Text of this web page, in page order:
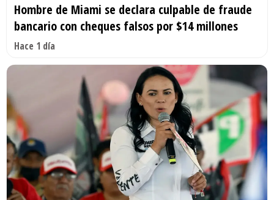
Hombre de Miami se declara culpable de fraude
bancario con cheques falsos por $14 millones
Hace 1 día